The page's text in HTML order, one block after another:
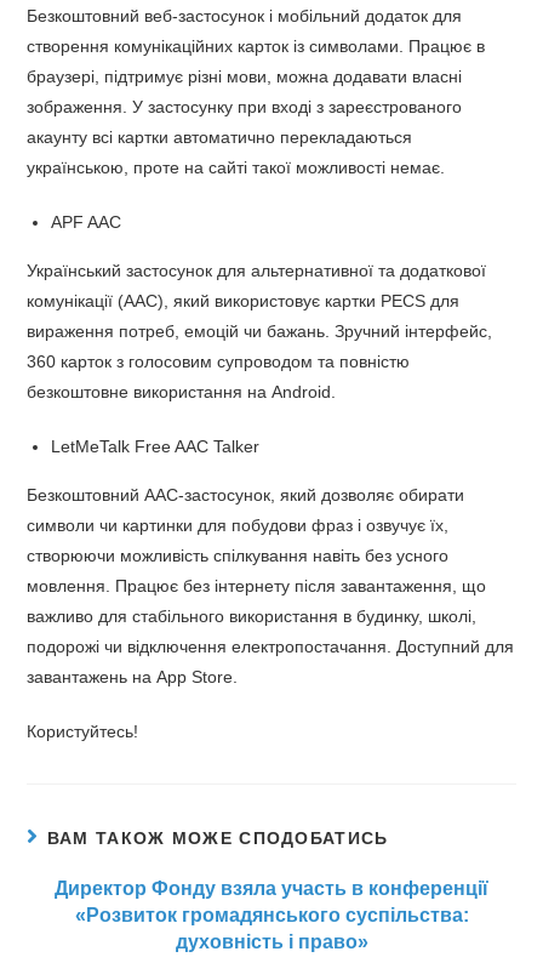
Безкоштовний веб-застосунок і мобільний додаток для
створення комунікаційних карток із символами. Працює в
браузері, підтримує різні мови, можна додавати власні
зображення. У застосунку при вході з зареєстрованого
акаунту всі картки автоматично перекладаються
українською, проте на сайті такої можливості немає.
APF AAC
Український застосунок для альтернативної та додаткової
комунікації (AAC), який використовує картки PECS для
вираження потреб, емоцій чи бажань. Зручний інтерфейс,
360 карток з голосовим супроводом та повністю
безкоштовне використання на Android.
LetMeTalk Free AAC Talker
Безкоштовний AAC-застосунок, який дозволяє обирати
символи чи картинки для побудови фраз і озвучує їх,
створюючи можливість спілкування навіть без усного
мовлення. Працює без інтернету після завантаження, що
важливо для стабільного використання в будинку, школі,
подорожі чи відключення електропостачання. Доступний для
завантажень на App Store.
Користуйтесь!
ВАМ ТАКОЖ МОЖЕ СПОДОБАТИСЬ
Директор Фонду взяла участь в конференції
«Розвиток громадянського суспільства:
духовність і право»